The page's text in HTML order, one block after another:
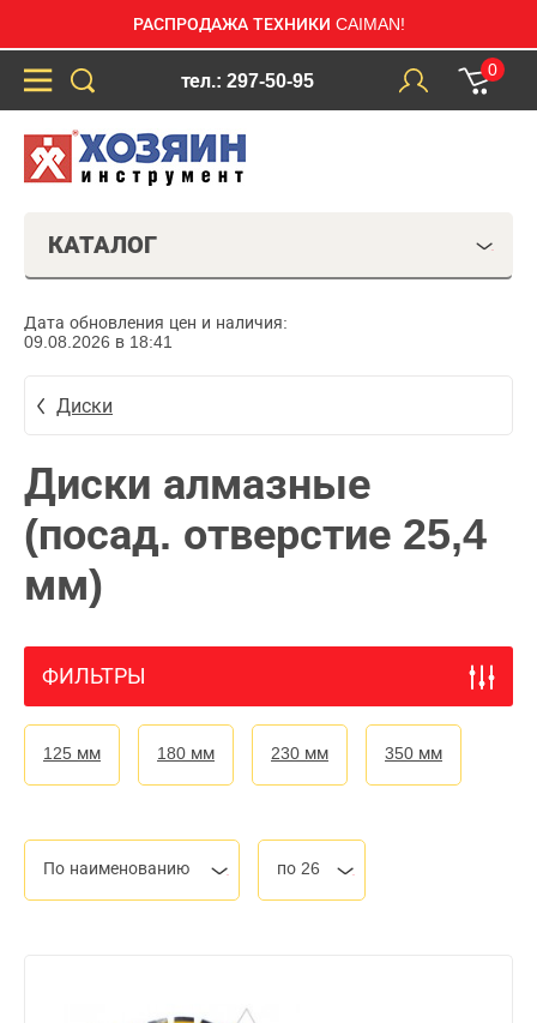
РАСПРОДАЖА ТЕХНИКИ CAIMAN!
тел.: 297-50-95
0
КАТАЛОГ
Дата обновления цен и наличия:
09.08.2026 в 18:41
Диски
Диски алмазные
(посад. отверстие 25,4
мм)
ФИЛЬТРЫ
125 мм 180 мм 230 мм 350 мм
По наименованию по 26